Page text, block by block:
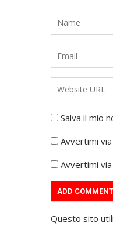
Salva il mio
Avvertimi
Avvertimi
Questo sito